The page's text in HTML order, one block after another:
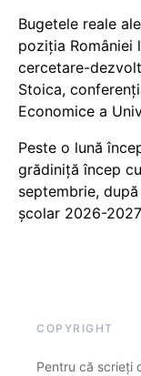
Bugetele reale
poziția României
cercetare-
Stoica,
Economice a
Peste o lună
grădiniță încep
septembrie,
școlar 2026-
COPYRIGHT
Pentru că scrieți